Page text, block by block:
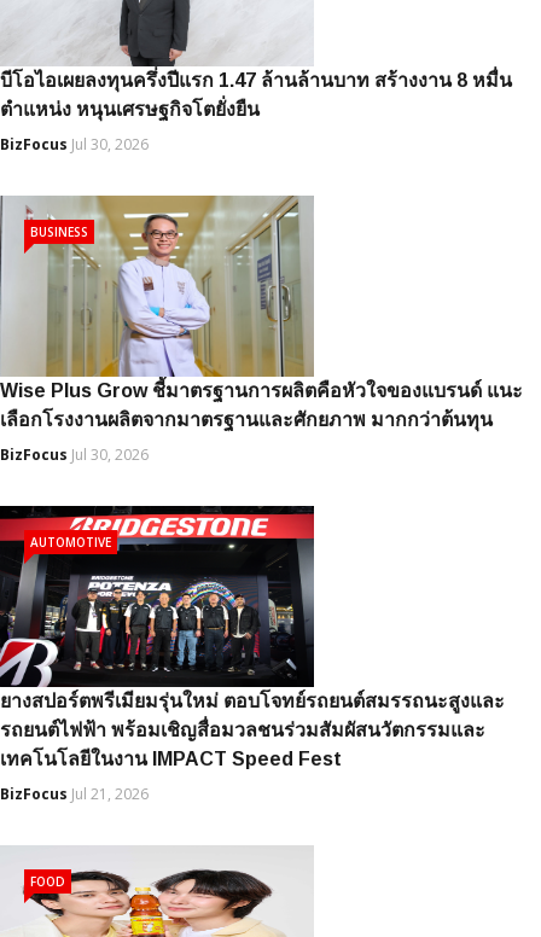
บีโอไอเผยลงทุนครึ่งปีแรก 1.47 ล้านล้านบาท สร้างงาน 8 หมื่น
ตำแหน่ง หนุนเศรษฐกิจโตยั่งยืน
BizFocus Jul 30, 2026
Wise Plus Grow ชี้มาตรฐานการผลิตคือหัวใจของแบรนด์ แนะ
เลือกโรงงานผลิตจากมาตรฐานและศักยภาพ มากกว่าต้นทุน
BizFocus Jul 30, 2026
BUSINESS
ยางสปอร์ตพรีเมียมรุ่นใหม่ ตอบโจทย์รถยนต์สมรรถนะสูงและ
รถยนต์ไฟฟ้า พร้อมเชิญสื่อมวลชนร่วมสัมผัสนวัตกรรมและ
เทคโนโลยีในงาน IMPACT Speed Fest
BizFocus Jul 21, 2026
AUTOMOTIVE
FOOD